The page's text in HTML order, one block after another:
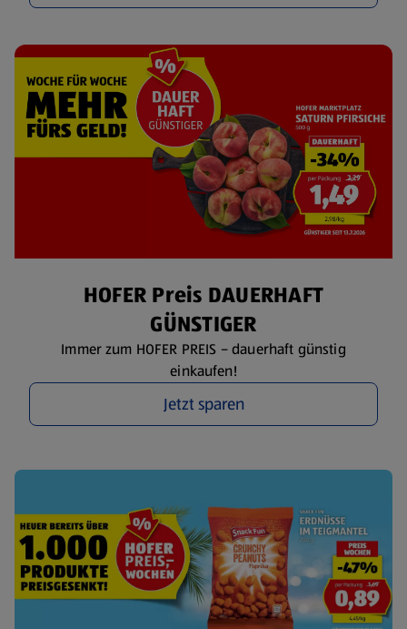
HOFER Preis DAUERHAFT
GÜNSTIGER
Immer zum HOFER PREIS – dauerhaft günstig
einkaufen!
Jetzt sparen